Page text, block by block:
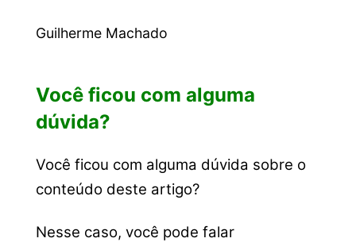
Guilherme Machado
Você ficou com alguma
dúvida?
Você ficou com alguma dúvida sobre o
conteúdo deste artigo?
Nesse caso, você pode falar